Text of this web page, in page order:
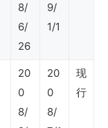
8/
6/
26
9/
1/1
20
0
8/
20
0
8/
现
行